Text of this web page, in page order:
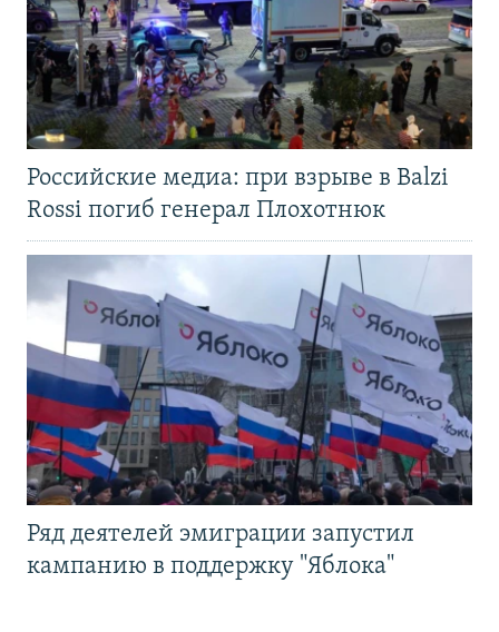
Российские медиа: при взрыве в Balzi
Rossi погиб генерал Плохотнюк
Ряд деятелей эмиграции запустил
кампанию в поддержку "Яблока"